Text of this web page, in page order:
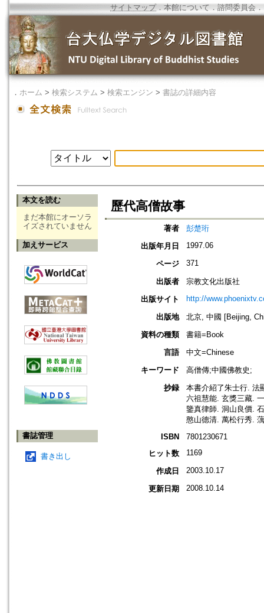
サイトマップ．本館について ． 諮問委員会 ．
． ホーム > 検索システム > 検索エンジン > 書誌の詳細内容
本文を読む
まだ本館にオーソラ
イズされていません
加えサービス
書誌管理
書き出し
歷代高僧故事
著者
彭楚珩
出版年月日
1997.06
ページ 371
出版者
宗教文化出版社
出版サイト
http://
出版地
北京, 中國 [Beijing,
資料の種類
書籍=Book
言語
中文=Chinese
キーワード
高僧傳;中國佛教史;
抄録
本書介紹了朱士行. 法
六祖慧能. 玄獎三藏.
鑒真律師. 洞山良價.
憨山德清. 萬松行秀.
ISBN
7801230671
ヒット数
1169
作成日 2003.10.17
更新日期 2008.10.14